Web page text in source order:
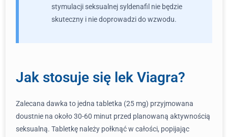
stymulacji seksualnej syldenafil nie będzie
skuteczny i nie doprowadzi do wzwodu.
Jak stosuje się lek Viagra?
Zalecana dawka to jedna tabletka (25 mg) przyjmowana
doustnie na około 30-60 minut przed planowaną aktywnością
seksualną. Tabletkę należy połknąć w całości, popijając